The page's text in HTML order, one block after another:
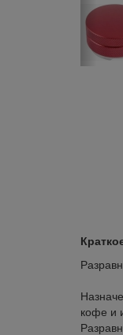
кофе и